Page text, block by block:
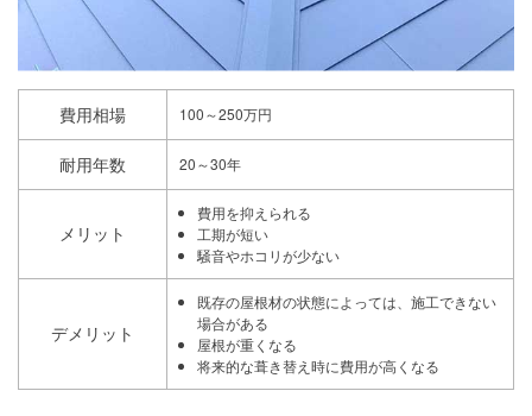
費用相場 100～250万円
耐用年数 20～30年
メリット
費用を抑えられる
工期が短い
騒音やホコリが少ない
デメリット
既存の屋根材の状態によっては、施工できない
場合がある
屋根が重くなる
将来的な葺き替え時に費用が高くなる